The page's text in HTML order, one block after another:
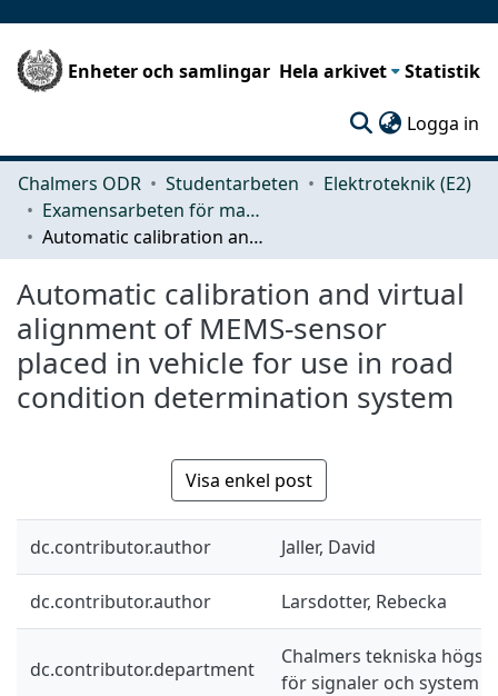
Enheter och samlingar Hela arkivet Statistik
Logga in
Chalmers ODR Studentarbeten
Elektroteknik (E2)
Examensarbeten för masterexamen
Automatic calibration and virtual alignment of MEMS-sensor placed in vehicle for use in road condition determination system
Automatic calibration and virtual
alignment of MEMS-sensor
placed in vehicle for use in road
condition determination system
Visa enkel post
dc.contributor.author Jaller, David
dc.contributor.author Larsdotter, Rebecka
dc.contributor.department
Chalmers tekniska
för signaler och system